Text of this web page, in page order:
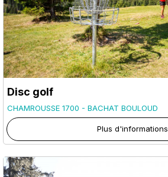
Disc golf
CHAMROUSSE 1700 - BACHAT BOULOUD
Plus d'informations